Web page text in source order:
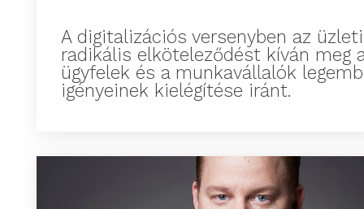
A digitalizációs versenyben az
radikális elköteleződést kíván meg
ügyfelek és a munkavállalók
igényeinek kielégítése iránt.